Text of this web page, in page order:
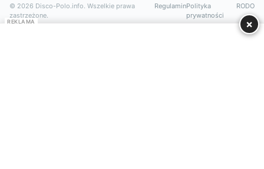
© 2026 Disco-Polo.info. Wszelkie prawa
zastrzeżone.
RegulaminPolityka
prywatności
RODO
REKLAMA ×